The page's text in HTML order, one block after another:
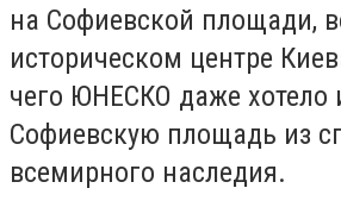
на Софиевской площади,
историческом центре
чего ЮНЕСКО даже хотело
Софиевскую площадь из
всемирного наследия.